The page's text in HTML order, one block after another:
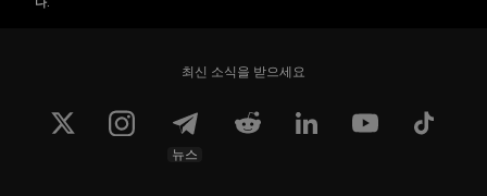
최신 소식을 받으세요
뉴스